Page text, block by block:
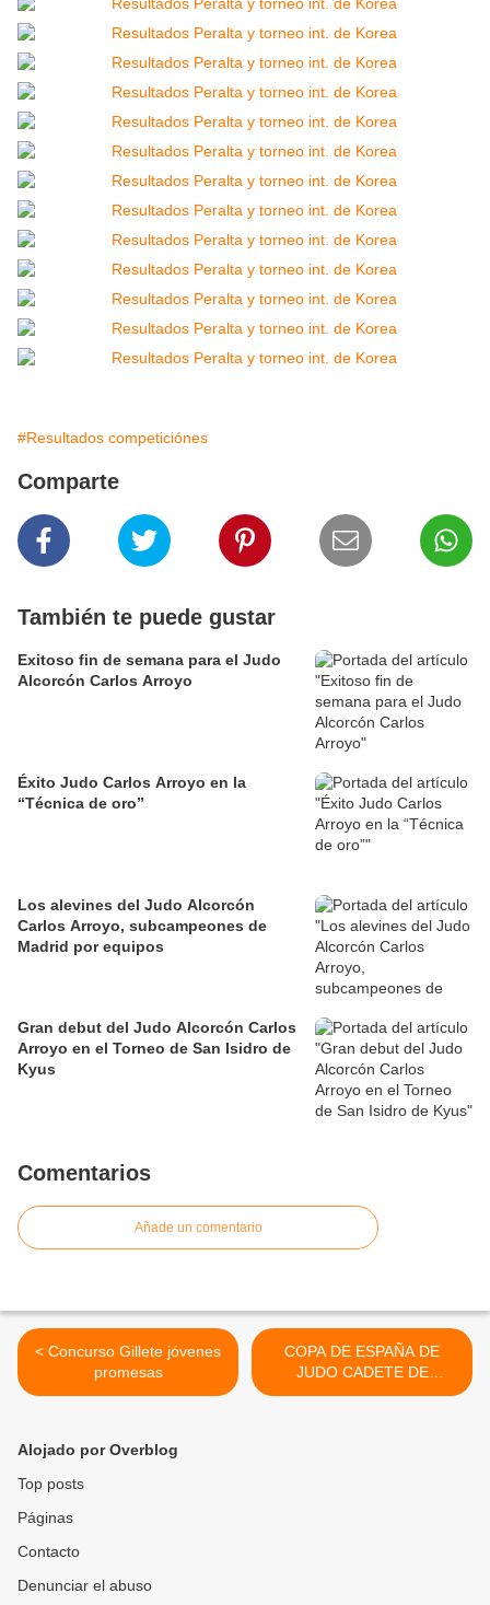
#Resultados competiciónes
Comparte
También te puede gustar
Exitoso fin de semana para el Judo
Alcorcón Carlos Arroyo
Éxito Judo Carlos Arroyo en la
“Técnica de oro”
Los alevines del Judo Alcorcón
Carlos Arroyo, subcampeones de
Madrid por equipos
Gran debut del Judo Alcorcón Carlos
Arroyo en el Torneo de San Isidro de
Kyus
Comentarios
Añade un comentario
< Concurso Gillete jóvenes
promesas
COPA DE ESPAÑA DE
JUDO CADETE DE
PAMPLONA >
Alojado por Overblog
Top posts
Páginas
Contacto
Denunciar el abuso